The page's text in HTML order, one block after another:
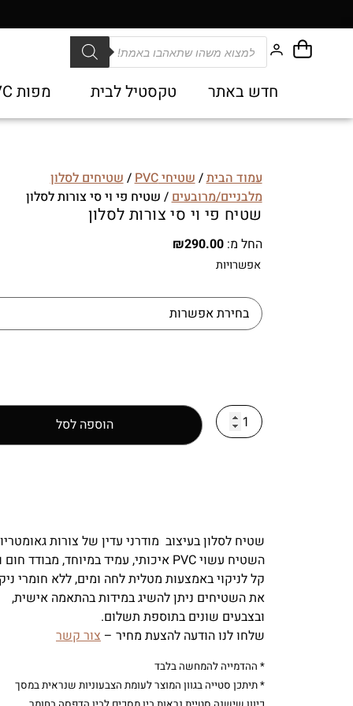
חדש באתר טקסטיל לבית מפות PVC
עמוד הבית/שטיחי PVC /שטיחים לסלון
מלבניים/מרובעים/ שטיח פי וי סי צורות לסלון
שטיח פי וי סי צורות לסלון
החל מ: ₪290.00
אפשרויות
הוספה לסל
שטיח לסלון בעיצוב מודרני עדין של צורות
השטיח עשוי PVC איכותי, עמיד במיוחד, מבודד חום וקור.
קל לניקוי באמצעות מטלית לחה ומים, ללא חומרי
את השטיחים ניתן להשיג במידות בהתאמה אישית,
ובצבעים שונים בתוספת תשלום.
שלחו לנו הודעה להצעת מחיר – צור קשר
* ההדמייה להמחשה בלבד
* תיתכן סטייה בגוון המוצר לעומת הצבעוניות שנראית במסך